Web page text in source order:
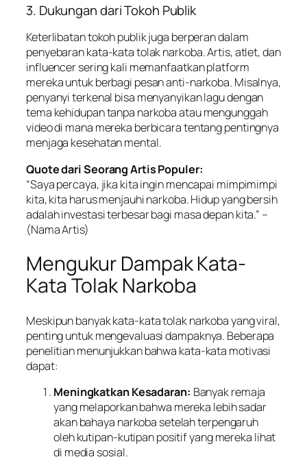
3. Dukungan dari Tokoh Publik
Keterlibatan tokoh publik juga berperan dalam
penyebaran kata-kata tolak narkoba. Artis, atlet, dan
influencer sering kali memanfaatkan platform
mereka untuk berbagi pesan anti-narkoba. Misalnya,
penyanyi terkenal bisa menyanyikan lagu dengan
tema kehidupan tanpa narkoba atau mengunggah
video di mana mereka berbicara tentang pentingnya
menjaga kesehatan mental.
Quote dari Seorang Artis Populer:
“Saya percaya, jika kita ingin mencapai mimpimimpi
kita, kita harus menjauhi narkoba. Hidup yang bersih
adalah investasi terbesar bagi masa depan kita.” –
(Nama Artis)
Mengukur Dampak Kata-
Kata Tolak Narkoba
Meskipun banyak kata-kata tolak narkoba yang viral,
penting untuk mengevaluasi dampaknya. Beberapa
penelitian menunjukkan bahwa kata-kata motivasi
dapat:
Meningkatkan Kesadaran: Banyak remaja
yang melaporkan bahwa mereka lebih sadar
akan bahaya narkoba setelah terpengaruh
oleh kutipan-kutipan positif yang mereka lihat
di media sosial.